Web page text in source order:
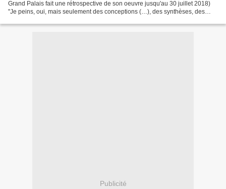
Grand Palais fait une rétrospective de son oeuvre jusqu'au 30 juillet 2018)
"Je peins, oui, mais seulement des conceptions (…), des synthèses, des
Publicité